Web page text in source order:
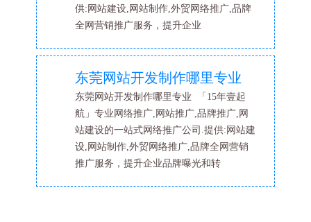
供:网站建设,网站制作,外贸网络推广,品牌
全网营销推广服务，提升企业
东莞网站开发制作哪里专业
东莞网站开发制作哪里专业 「15年壹起
航」专业网络推广,网站推广,品牌推广,网
站建设的一站式网络推广公司.提供:网站建
设,网站制作,外贸网络推广,品牌全网营销
推广服务，提升企业品牌曝光和转